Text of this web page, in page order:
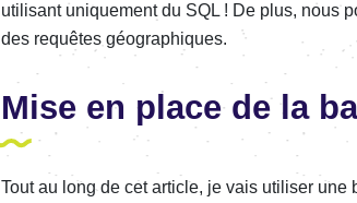
utilisant uniquement du SQL ! De plus, nous
des requêtes géographiques.
Mise en place de la
Tout au long de cet article, je vais utiliser